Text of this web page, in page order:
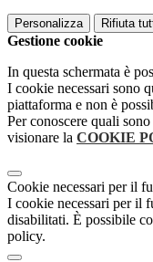
Personalizza Rifiuta
Gestione cookie
In questa schermata è
I cookie necessari sono
piattaforma e non è
Per conoscere quali
visionare la COOKIE
Cookie necessari per il
I cookie necessari per il
disabilitati. È possibile
policy.